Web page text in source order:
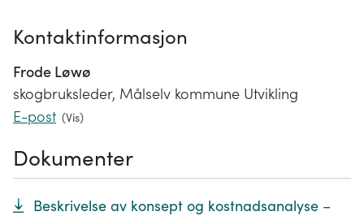
Kontaktinformasjon
Frode Løwø
skogbruksleder, Målselv kommune Utvikling
E-post (Vis)
Dokumenter
Beskrivelse av konsept og kostnadsanalyse –